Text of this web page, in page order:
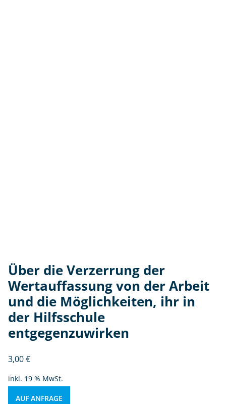
Über die Verzerrung der
Wertauffassung von der Arbeit
und die Möglichkeiten, ihr in
der Hilfsschule
entgegenzuwirken
3,00€
inkl. 19 % MwSt.
AUF ANFRAGE